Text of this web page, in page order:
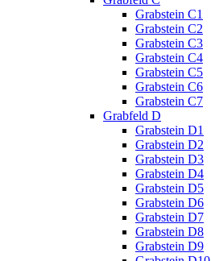
Grabstein C1
Grabstein C2
Grabstein C3
Grabstein C4
Grabstein C5
Grabstein C6
Grabstein C7
Grabfeld D
Grabstein D1
Grabstein D2
Grabstein D3
Grabstein D4
Grabstein D5
Grabstein D6
Grabstein D7
Grabstein D8
Grabstein D9